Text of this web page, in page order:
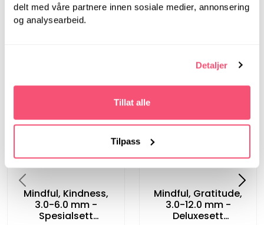
delt med våre partnere innen sosiale medier, annonsering
og analysearbeid.
Detaljer
Tillat alle
Tilpass
ANBEFALT FOR DEG
Mindful, Kindness,
3.0-6.0 mm -
Spesialsett
Mindful, Gratitude,
3.0-12.0 mm -
Deluxesett